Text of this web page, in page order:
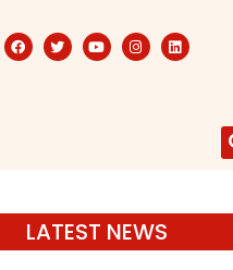
LATEST NEWS